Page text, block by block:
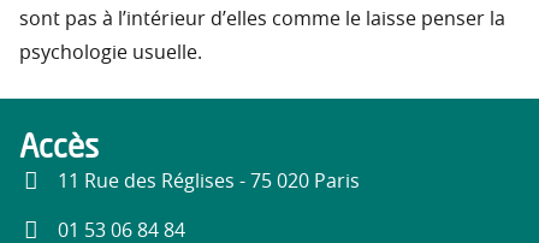
sont pas à l’intérieur d’elles comme le laisse penser la
psychologie usuelle.
Accès
11 Rue des Réglises - 75 020 Paris
01 53 06 84 84